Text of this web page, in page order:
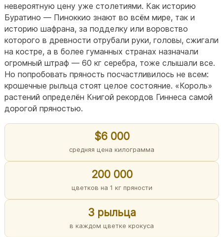
невероятную цену уже столетиями. Как историю
Буратино — Пиноккио знают во всём мире, так и
историю шафрана, за подделку или воровство
которого в древности отрубали руки, головы, сжигали
на костре, а в более гуманных странах назначали
огромный штраф — 60 кг серебра, тоже слышали все.
Но попробовать пряность посчастливилось не всем:
крошечные рыльца стоят целое состояние. «Король»
растений определён Книгой рекордов Гиннеса самой
дорогой пряностью.
$6 000
средняя цена килограмма
200 000
цветков на 1 кг пряности
3 рыльца
в каждом цветке крокуса